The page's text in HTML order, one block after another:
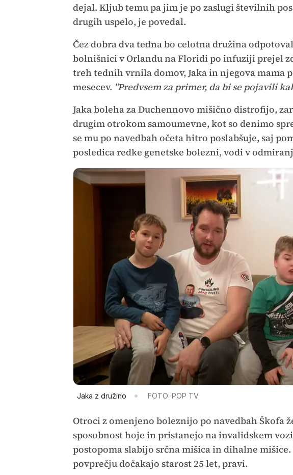
dejal. Kljub temu pa jim je po zaslugi številnih
drugih uspelo, je povedal.
Čez dobra dva tedna bo celotna družina
bolnišnici v Orlandu na Floridi po infuziji prejel
treh tednih vrnila domov, Jaka in njegova mama
mesecev. "Predvsem za primer, da bi se pojavili
Jaka boleha za Duchennovo mišično distrofijo,
drugim otrokom samoumevne, kot so denimo
se mu po navedbah očeta hitro poslabšuje, saj
posledica redke genetske bolezni, vodi v
Jaka z družino FOTO: POP TV
Otroci z omenjeno boleznijo po navedbah Škofa
sposobnost hoje in pristanejo na invalidskem
postopoma slabijo srčna mišica in dihalne
povprečju dočakajo starost 25 let, pravi.